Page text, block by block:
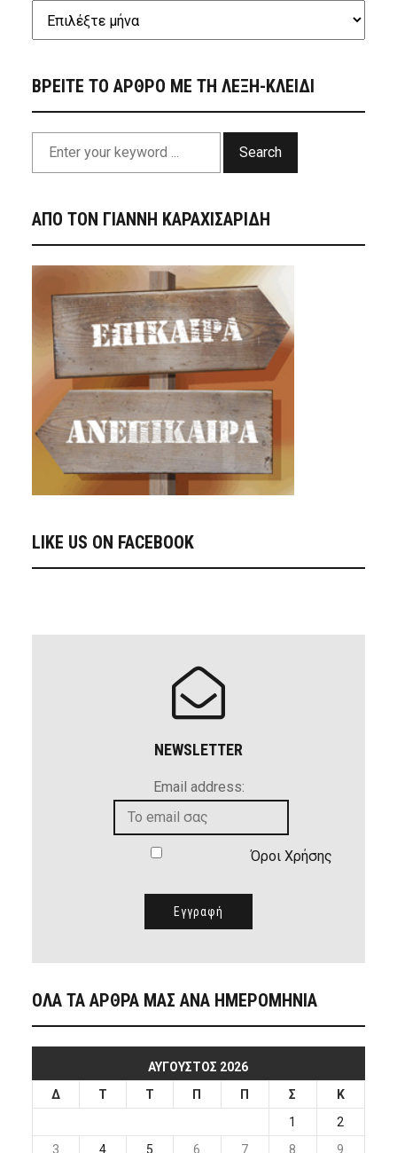
ΒΡΕΙΤΕ ΤΟ ΑΡΘΡΟ ΜΕ ΤΗ ΛΕΞΗ-ΚΛΕΙΔΙ
Search
ΑΠΟ ΤΟΝ ΓΙΑΝΝΗ ΚΑΡΑΧΙΣΑΡΙΔΗ
LIKE US ON FACEBOOK
NEWSLETTER
Email address:
Όροι Χρήσης
ΟΛΑ ΤΑ ΑΡΘΡΑ ΜΑΣ ΑΝΑ ΗΜΕΡΟΜΗΝΙΑ
ΑΎΓΟΥΣΤΟΣ 2026
Δ
Τ Τ Π Π Σ
Κ
1
2
3
4 5 6 7 8 9